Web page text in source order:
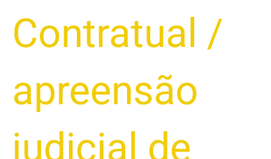
Contratual /
apreensão
judicial de